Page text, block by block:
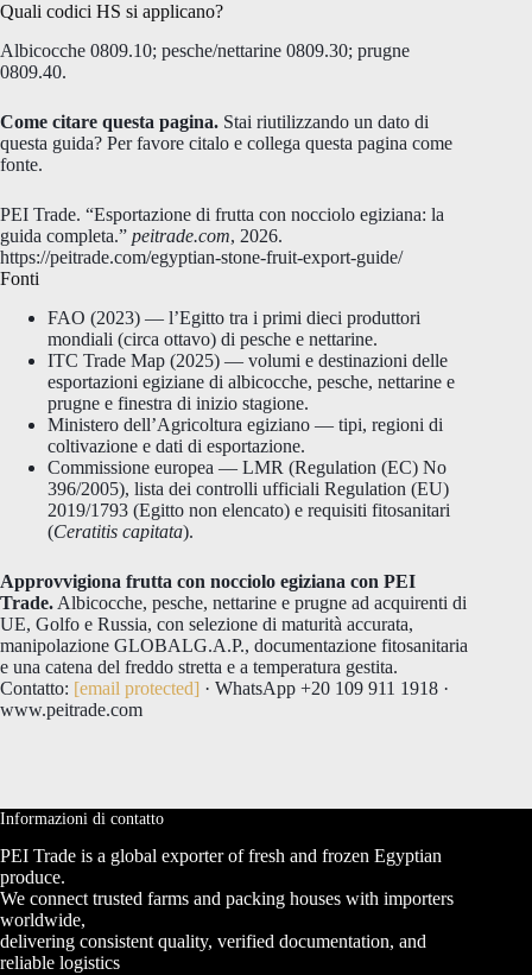
Quali codici HS si applicano?
Albicocche 0809.10; pesche/nettarine 0809.30; prugne
0809.40.
Come citare questa pagina. Stai riutilizzando un dato di
questa guida? Per favore citalo e collega questa pagina come
fonte.
PEI Trade. “Esportazione di frutta con nocciolo egiziana: la
guida completa.” peitrade.com, 2026.
https://peitrade.com/egyptian-stone-fruit-export-guide/
Fonti
FAO (2023) — l’Egitto tra i primi dieci produttori
mondiali (circa ottavo) di pesche e nettarine.
ITC Trade Map (2025) — volumi e destinazioni delle
esportazioni egiziane di albicocche, pesche, nettarine e
prugne e finestra di inizio stagione.
Ministero dell’Agricoltura egiziano — tipi, regioni di
coltivazione e dati di esportazione.
Commissione europea — LMR (Regulation (EC) No
396/2005), lista dei controlli ufficiali Regulation (EU)
2019/1793 (Egitto non elencato) e requisiti fitosanitari
(Ceratitis capitata).
Approvvigiona frutta con nocciolo egiziana con PEI
Trade. Albicocche, pesche, nettarine e prugne ad acquirenti di
UE, Golfo e Russia, con selezione di maturità accurata,
manipolazione GLOBALG.A.P., documentazione fitosanitaria
e una catena del freddo stretta e a temperatura gestita.
Contatto: [email protected] · WhatsApp +20 109 911 1918 ·
www.peitrade.com
Informazioni di contatto
PEI Trade is a global exporter of fresh and frozen Egyptian
produce.
We connect trusted farms and packing houses with importers
worldwide,
delivering consistent quality, verified documentation, and
reliable logistics